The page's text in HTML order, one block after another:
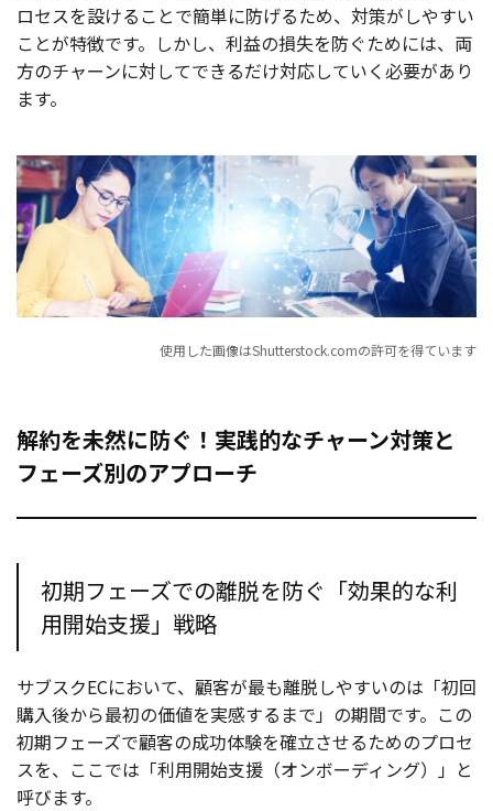
ロセスを設けることで簡単に防げるため、対策がしやすい
ことが特徴です。しかし、利益の損失を防ぐためには、両
方のチャーンに対してできるだけ対応していく必要があり
ます。
使用した画像はShutterstock.comの許可を得ています
解約を未然に防ぐ！実践的なチャーン対策と
フェーズ別のアプローチ
初期フェーズでの離脱を防ぐ「効果的な利
用開始支援」戦略
サブスクECにおいて、顧客が最も離脱しやすいのは「初回
購入後から最初の価値を実感するまで」の期間です。この
初期フェーズで顧客の成功体験を確立させるためのプロセ
スを、ここでは「利用開始支援（オンボーディング）」と
呼びます。